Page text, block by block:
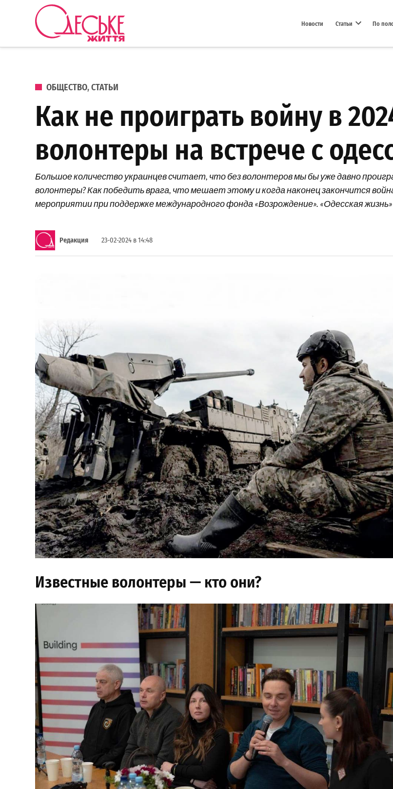
Перейти к содержанию
Новости Статьи По
ОПУБЛИКОВАНО В
ОБЩЕСТВО,СТАТЬИ
Как не проиграть войну в
волонтеры на встрече с
Большое количество украинцев считает, что без волонтеров мы бы уже давно
волонтеры? Как победить врага, что мешает этому и когда наконец закончится
мероприятии при поддержке международного фонда «Возрождение». «Одесская
Редакция 23-02-2024 в 14:48
Известные волонтеры — кто они?